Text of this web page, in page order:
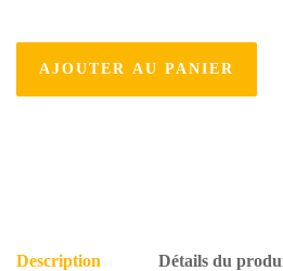
AJOUTER AU PANIER
Description Détails du